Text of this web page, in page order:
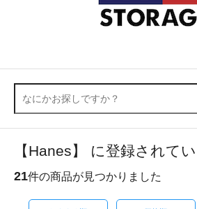
【Hanes】 に登録されて
21件の商品が見つかりました